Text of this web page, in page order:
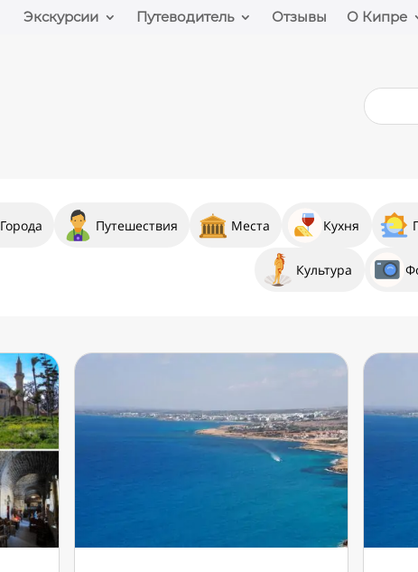
Экскурсии Путеводитель Отзывы О Кипре
Города Путешествия Места Кухня
Культура